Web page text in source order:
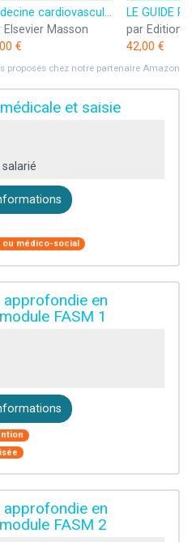
Médecine cardiovasculaire: Réussir ses EDN
Elsevier Masson
€
42,00 €
proposés chez notre partenaire Amazon
et saisie
ou médico-social
en
FASM 1
en
FASM 2